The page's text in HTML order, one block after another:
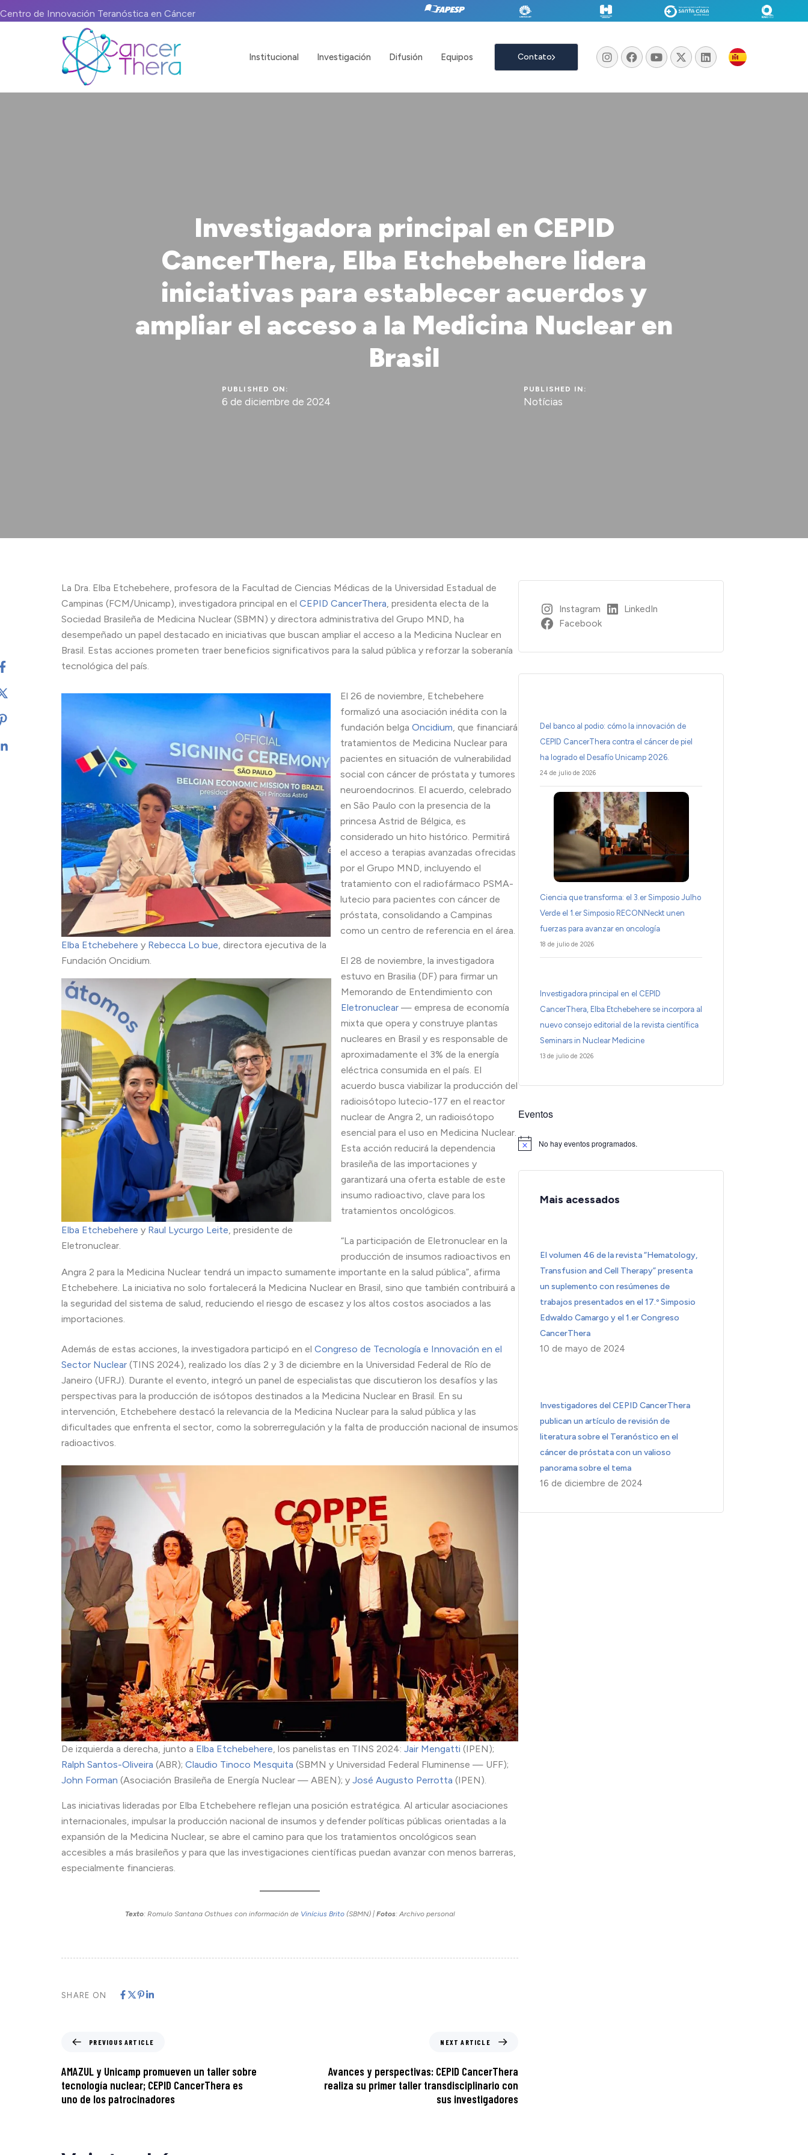
Centro de Innovación Teranóstica en Cáncer
Institucional Investigación Difusión Equipos Contato
Investigadora principal en CEPID
CancerThera, Elba Etchebehere lidera
iniciativas para establecer acuerdos y
ampliar el acceso a la Medicina Nuclear en
Brasil
PUBLISHED ON:
6 de diciembre de 2024
PUBLISHED IN:
Notícias
La Dra. Elba Etchebehere, profesora de la Facultad de Ciencias Médicas de la Universidad Estadual de
Campinas (FCM/Unicamp), investigadora principal en el CEPID CancerThera , presidenta electa de la
Sociedad Brasileña de Medicina Nuclear (SBMN) y directora administrativa del Grupo MND, ha
desempeñado un papel destacado en iniciativas que buscan ampliar el acceso a la Medicina Nuclear en
Brasil. Estas acciones prometen traer beneficios significativos para la salud pública y reforzar la soberanía
tecnológica del país.
Elba Etchebehere y Rebecca Lo bue , directora ejecutiva de la
Fundación Oncidium.
El 26 de noviembre, Etchebehere
formalizó una asociación inédita con la
fundación belga Oncidium , que financiará
tratamientos de Medicina Nuclear para
pacientes en situación de vulnerabilidad
social con cáncer de próstata y tumores
neuroendocrinos. El acuerdo, celebrado
en São Paulo con la presencia de la
princesa Astrid de Bélgica, es
considerado un hito histórico. Permitirá
el acceso a terapias avanzadas ofrecidas
por el Grupo MND, incluyendo el
tratamiento con el radiofármaco PSMA-
lutecio para pacientes con cáncer de
próstata, consolidando a Campinas
como un centro de referencia en el área.
Elba Etchebehere y Raul Lycurgo Leite , presidente de
Eletronuclear.
El 28 de noviembre, la investigadora
estuvo en Brasilia (DF) para firmar un
Memorando de Entendimiento con
Eletronuclear — empresa de economía
mixta que opera y construye plantas
nucleares en Brasil y es responsable de
aproximadamente el 3% de la energía
eléctrica consumida en el país. El
acuerdo busca viabilizar la producción del
radioisótopo lutecio-177 en el reactor
nuclear de Angra 2, un radioisótopo
esencial para el uso en Medicina Nuclear.
Esta acción reducirá la dependencia
brasileña de las importaciones y
garantizará una oferta estable de este
insumo radioactivo, clave para los
tratamientos oncológicos.
“La participación de Eletronuclear en la
producción de insumos radioactivos en
Angra 2 para la Medicina Nuclear tendrá un impacto sumamente importante en la salud pública”, afirma
Etchebehere. La iniciativa no solo fortalecerá la Medicina Nuclear en Brasil, sino que también contribuirá a
la seguridad del sistema de salud, reduciendo el riesgo de escasez y los altos costos asociados a las
importaciones.
Además de estas acciones, la investigadora participó en el Congreso de Tecnología e Innovación en el
Sector Nuclear (TINS 2024), realizado los días 2 y 3 de diciembre en la Universidad Federal de Río de
Janeiro (UFRJ). Durante el evento, integró un panel de especialistas que discutieron los desafíos y las
perspectivas para la producción de isótopos destinados a la Medicina Nuclear en Brasil. En su
intervención, Etchebehere destacó la relevancia de la Medicina Nuclear para la salud pública y las
dificultades que enfrenta el sector, como la sobrerregulación y la falta de producción nacional de insumos
radioactivos.
De izquierda a derecha, junto a Elba Etchebehere, los panelistas en TINS 2024: Jair Mengatti (IPEN);
Ralph Santos-Oliveira (ABR); Claudio Tinoco Mesquita (SBMN y Universidad Federal Fluminense — UFF);
John Forman (Asociación Brasileña de Energía Nuclear — ABEN); y José Augusto Perrotta (IPEN).
Las iniciativas lideradas por Elba Etchebehere reflejan una posición estratégica. Al articular asociaciones
internacionales, impulsar la producción nacional de insumos y defender políticas públicas orientadas a la
expansión de la Medicina Nuclear, se abre el camino para que los tratamientos oncológicos sean
accesibles a más brasileños y para que las investigaciones científicas puedan avanzar con menos barreras,
especialmente financieras.
Texto: Romulo Santana Osthues con información de Vinícius Brito(SBMN) | Fotos: Archivo personal
SHARE ON
PREVIOUS ARTICLE
AMAZUL y Unicamp promueven un taller sobre
tecnología nuclear; CEPID CancerThera es
uno de los patrocinadores
NEXT ARTICLE
Avances y perspectivas: CEPID CancerThera
realiza su primer taller transdisciplinario con
sus investigadores
Instagram
LinkedIn
Facebook
Del banco al podio: cómo la innovación de
CEPID CancerThera contra el cáncer de piel
ha logrado el Desafío Unicamp 2026.
24 de julio de 2026
Ciencia que transforma: el 3.er Simposio Julho
Verde el 1.er Simposio RECONNeckt unen
fuerzas para avanzar en oncología
18 de julio de 2026
Investigadora principal en el CEPID
CancerThera, Elba Etchebehere se incorpora al
nuevo consejo editorial de la revista científica
Seminars in Nuclear Medicine
13 de julio de 2026
Eventos
Aviso No hay eventos programados.
Mais acessados
El volumen 46 de la revista “Hematology,
Transfusion and Cell Therapy” presenta
un suplemento con resúmenes de
trabajos presentados en el 17.º Simposio
Edwaldo Camargo y el 1.er Congreso
CancerThera
10 de mayo de 2024
Investigadores del CEPID CancerThera
publican un artículo de revisión de
literatura sobre el Teranóstico en el
cáncer de próstata con un valioso
panorama sobre el tema
16 de diciembre de 2024